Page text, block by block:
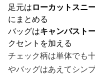
足元はローカットスニ
にまとめる
バッグはキャンバスト
クセントを加える
チェック柄は単体でも
やバッグはあえてシン